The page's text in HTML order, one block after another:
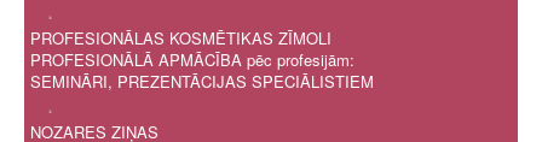
.
PROFESIONĀLAS KOSMĒTIKAS ZĪMOLI
PROFESIONĀLĀ APMĀCĪBA pēc profesijām:
SEMINĀRI, PREZENTĀCIJAS SPECIĀLISTIEM
.
NOZARES ZIŅAS